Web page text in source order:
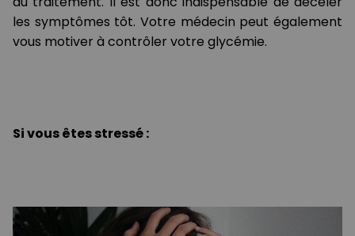
les symptômes tôt. Votre médecin peut également
vous motiver à contrôler votre glycémie.
Si vous êtes stressé :